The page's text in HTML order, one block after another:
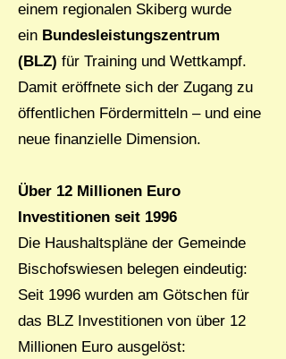
einem regionalen Skiberg wurde
ein Bundesleistungszentrum
(BLZ) für Training und Wettkampf.
Damit eröffnete sich der Zugang zu
öffentlichen Fördermitteln – und eine
neue finanzielle Dimension.
Über 12 Millionen Euro
Investitionen seit 1996
Die Haushaltspläne der Gemeinde
Bischofswiesen belegen eindeutig:
Seit 1996 wurden am Götschen für
das BLZ Investitionen von über 12
Millionen Euro ausgelöst: